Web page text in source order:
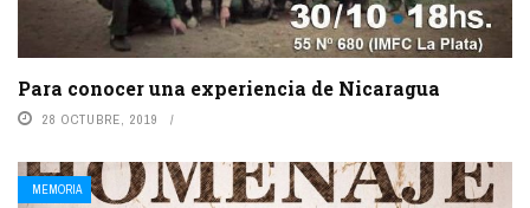
Para conocer una experiencia de Nicaragua
28 OCTUBRE, 2019
MEMORIA